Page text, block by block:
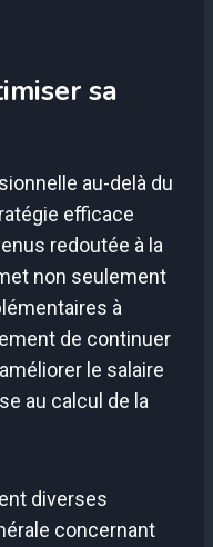
sa
au-delà du
efficace
redoutée à la
non seulement
à
de continuer
le salaire
au calcul de la
diverses
concernant